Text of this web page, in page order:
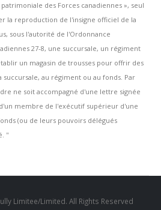
des Forces canadiennes », seul
la reproduction de l'insigne officiel de la
sous l'autorité de l'Ordonnance
27-8, une succursale, un régiment
un magasin de trousses pour offrir des
succursale, au régiment ou au fonds. Par
ne soit accompagné d'une lettre signée
membre de l'exécutif supérieur d'une
(ou de leurs pouvoirs délégués
''
Limitee/Limited. All Rights Reserved